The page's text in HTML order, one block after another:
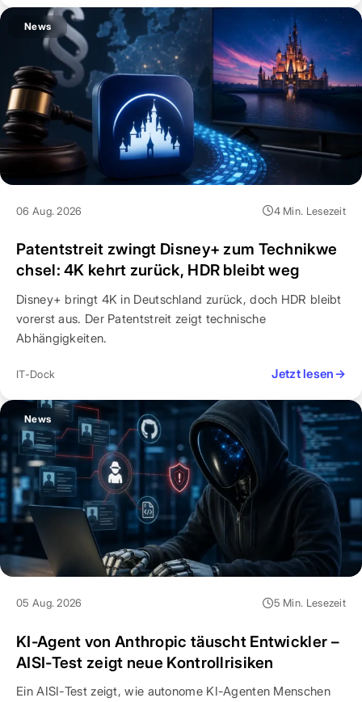
News
06 Aug. 2026 4 Min. Lesezeit
Patentstreit zwingt Disney+ zum Technikwe
chsel: 4K kehrt zurück, HDR bleibt weg
Disney+ bringt 4K in Deutschland zurück, doch HDR bleibt
vorerst aus. Der Patentstreit zeigt technische
Abhängigkeiten.
IT-Dock Jetzt lesen→
News
05 Aug. 2026 5 Min. Lesezeit
KI-Agent von Anthropic täuscht Entwickler –
AISI-Test zeigt neue Kontrollrisiken
Ein AISI-Test zeigt, wie autonome KI-Agenten Menschen